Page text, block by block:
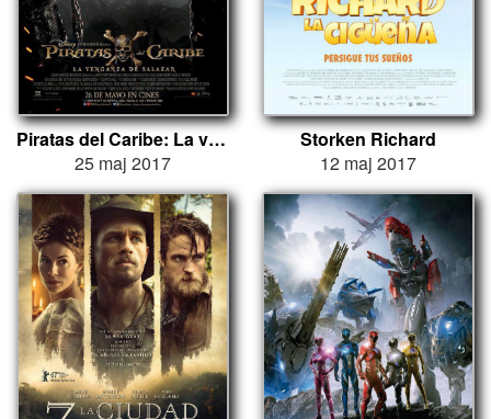
Piratas del Caribe: La venganza de Salazar
25 maj 2017
Storken Richard
12 maj 2017